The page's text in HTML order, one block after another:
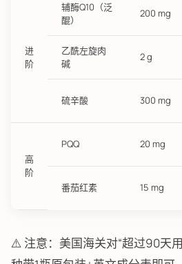
进
阶
辅酶Q10（泛
醌）
200 mg
乙酰左旋肉
碱
2 g
硫辛酸 300 mg
高
阶
PQQ 20 mg
番茄红素 15 mg
⚠️ 注意：美国海关对“超过90天